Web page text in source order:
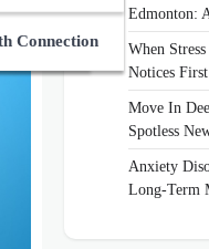
Connection
Edmonton:
When
Notices First
Move In
Spotless
Anxiety
Long-Term